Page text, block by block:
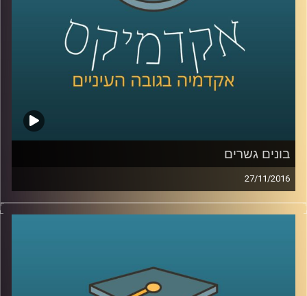
וההבנה העמוקה של ההתנגשות התרבותית
המתרחשת נחוצה מעין כמוה. מדינות אירופה
מקימות חומת הגנה תרבותית, ומתחיל להיטמע
המושג "זכויות הרוב". על דתיות קיצונית מול
ליברליזם קיצוני, שאולי אף אינו ליברלי.
בונים גשרים
27/11/2016
המושג גישור מוכר בעיקר מעולם המשפט, וזה
ופעילות בשטח הציגו שיטות מתקדמות לפתרון
סכסוכים שנבעו מתהליך הגישור: בניית